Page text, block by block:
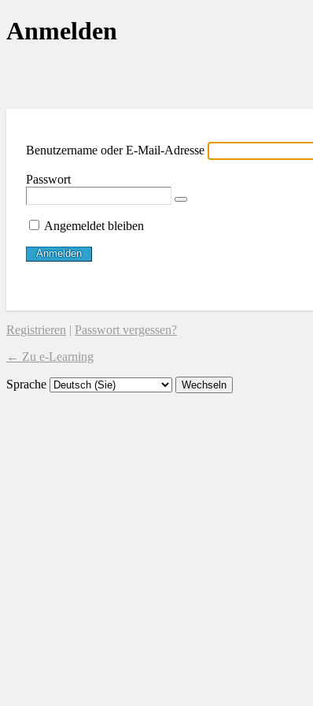
Anmelden
Benutzername oder E-Mail-Adresse
Passwort
Angemeldet bleiben
Registrieren | Passwort vergessen?
← Zu e-Learning
Sprache